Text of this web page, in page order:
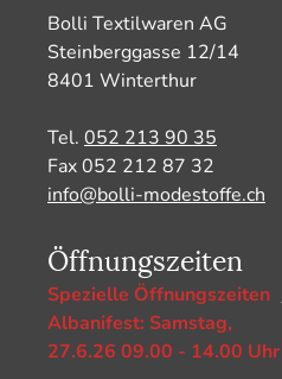
Bolli Textilwaren AG
Steinberggasse 12/14
8401 Winterthur
Tel. 052 213 90 35
Fax 052 212 87 32
info@bolli-modestoffe.ch
Öffnungszeiten
Spezielle Öffnungszeiten
Albanifest: Samstag,
27.6.26 09.00 - 14.00 Uhr